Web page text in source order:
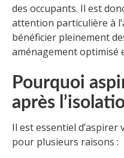
des occupants. Il est
attention particulière à
bénéficier pleinement
aménagement optimisé
Pourquoi
après
Il est essentiel d’aspirer
pour plusieurs raisons :